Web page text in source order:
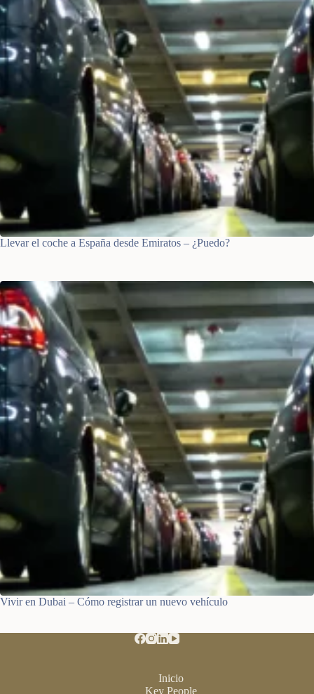
Llevar el coche a España desde Emiratos – ¿Puedo?
Vivir en Dubai – Cómo registrar un nuevo vehículo
Inicio
Key People